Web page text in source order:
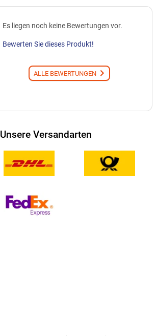
Es liegen noch keine Bewertungen vor.
Bewerten Sie dieses Produkt!
ALLE BEWERTUNGEN
Unsere Versandarten